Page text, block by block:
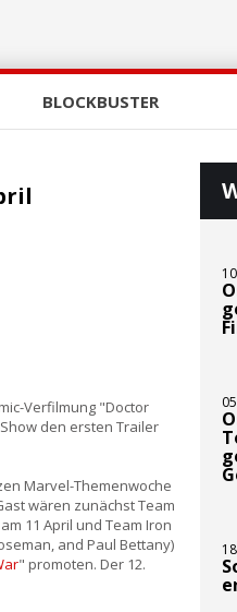
BLOCKBUSTER
Verfilmung "Doctor
den ersten Trailer
Marvel-Themenwoche
wären zunächst Team
11 April und Team Iron
and Paul Bettany)
" promoten. Der 12.